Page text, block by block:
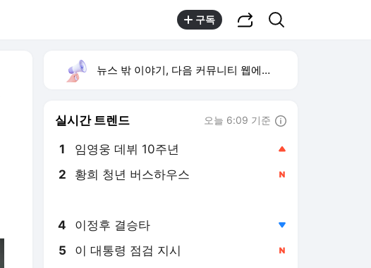
구독
뉴스 밖 이야기, 다음 커뮤니티 웹에서 보기
실시간 트렌드 오늘 6:09 기준
1 임영웅 데뷔 10주년
2 황희 청년 버스하우스
4 이정후 결승타
5 이 대통령 점검 지시